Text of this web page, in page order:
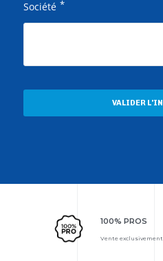
Société *
VALIDER
100% PROS
Vente